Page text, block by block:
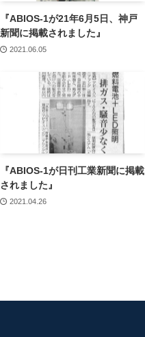
『ABIOS-1が21年6月5日、神戸
新聞に掲載されました』
2021.06.05
『ABIOS-1が日刊工業新聞に掲載
されました』
2021.04.26